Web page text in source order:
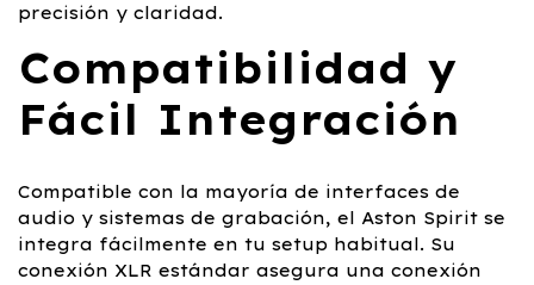
precisión y claridad.
Compatibilidad y
Fácil Integración
Compatible con la mayoría de interfaces de
audio y sistemas de grabación, el Aston Spirit se
integra fácilmente en tu setup habitual. Su
conexión XLR estándar asegura una conexión